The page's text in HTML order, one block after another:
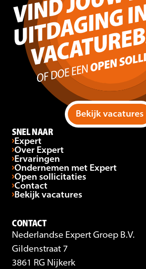
CONTACT
Nederlandse Expert Groep B.V.
Gildenstraat 7
3861 RG Nijkerk
SNEL NAAR
Expert
Over Expert
Ervaringen
Ondernemen met Expert
Open sollicitaties
Contact
Bekijk vacatures
Bekijk vacatures